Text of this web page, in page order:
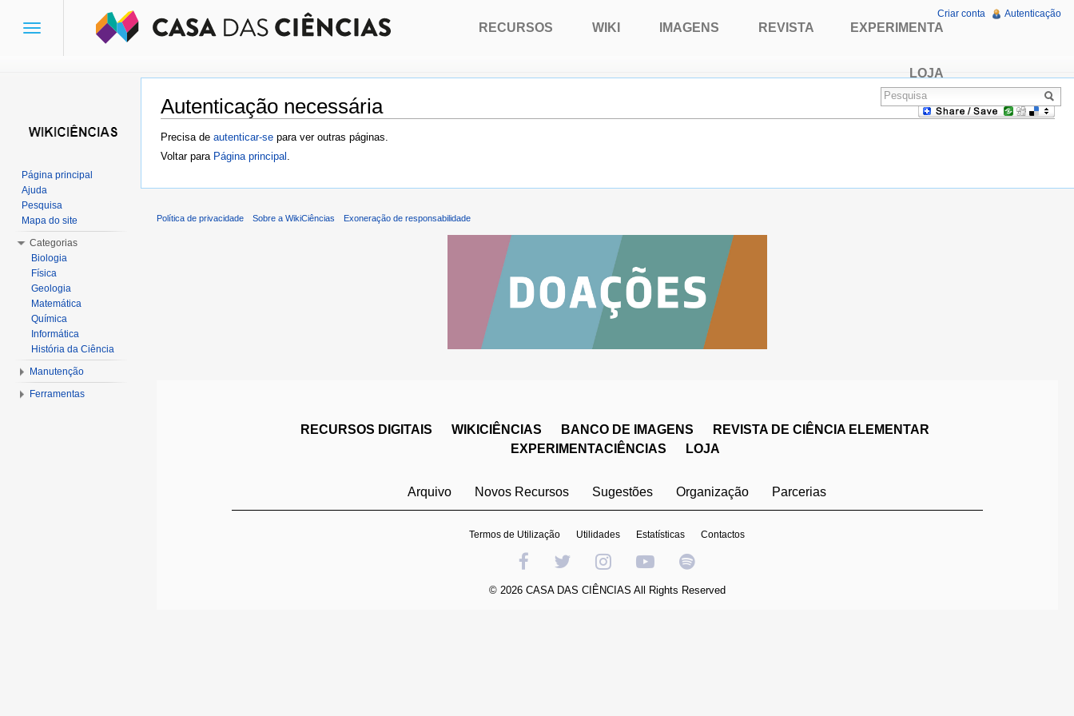
Autenticação necessária
Ir para:navegação,pesquisa
Precisa de autenticar-se para ver outras páginas.
Voltar para Página principal
Toggle
RECURSOS WIKI IMAGENS REVISTA EXPERIMENTA
LOJA
Criar conta Autenticação
Página principal
Ajuda
Pesquisa
Mapa do site
Categorias
Biologia
Física
Geologia
Matemática
Química
Informática
História da Ciência
Manutenção
Ferramentas
Política de privacidade Sobre a WikiCiências Exoneração de responsabilidade
RECURSOS DIGITAIS WIKICIÊNCIAS BANCO DE IMAGENS
REVISTA DE CIÊNCIA ELEMENTAR
EXPERIMENTACIÊNCIAS
LOJA
Arquivo Novos Recursos Sugestões Organização Parcerias
Termos de Utilização Utilidades Estatísticas Contactos
© 2026 CASA DAS CIÊNCIAS All Rights Reserved